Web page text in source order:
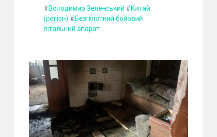
#Володимир Зеленський #Китай
(регіон) #Безпілотний бойовий
літальний апарат